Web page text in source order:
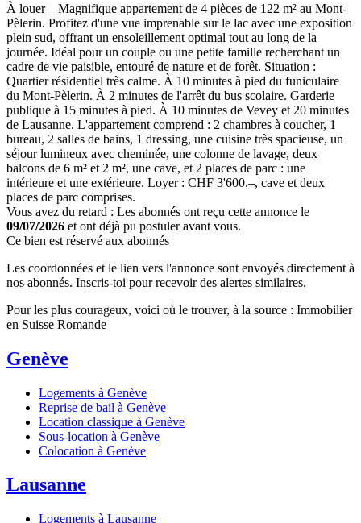
À louer – Magnifique appartement de 4 pièces de 122 m² au Mont-
Pèlerin. Profitez d'une vue imprenable sur le lac avec une exposition
plein sud, offrant un ensoleillement optimal tout au long de la
journée. Idéal pour un couple ou une petite famille recherchant un
cadre de vie paisible, entouré de nature et de forêt. Situation :
Quartier résidentiel très calme. À 10 minutes à pied du funiculaire
du Mont-Pèlerin. À 2 minutes de l'arrêt du bus scolaire. Garderie
publique à 15 minutes à pied. À 10 minutes de Vevey et 20 minutes
de Lausanne. L'appartement comprend : 2 chambres à coucher, 1
bureau, 2 salles de bains, 1 dressing, une cuisine très spacieuse, un
séjour lumineux avec cheminée, une colonne de lavage, deux
balcons de 6 m² et 2 m², une cave, et 2 places de parc : une
intérieure et une extérieure. Loyer : CHF 3'600.–, cave et deux
places de parc comprises.
Vous avez du retard : Les abonnés ont reçu cette annonce le
09/07/2026 et ont déjà pu postuler avant vous.
Ce bien est réservé aux abonnés
Les coordonnées et le lien vers l'annonce sont envoyés directement à
nos abonnés. Inscris-toi pour recevoir des alertes similaires.
Pour les plus courageux, voici où le trouver, à la source : Immobilier
en Suisse Romande
Genève
Logements à Genève
Reprise de bail à Genève
Location classique à Genève
Sous-location à Genève
Colocation à Genève
Lausanne
Logements à Lausanne